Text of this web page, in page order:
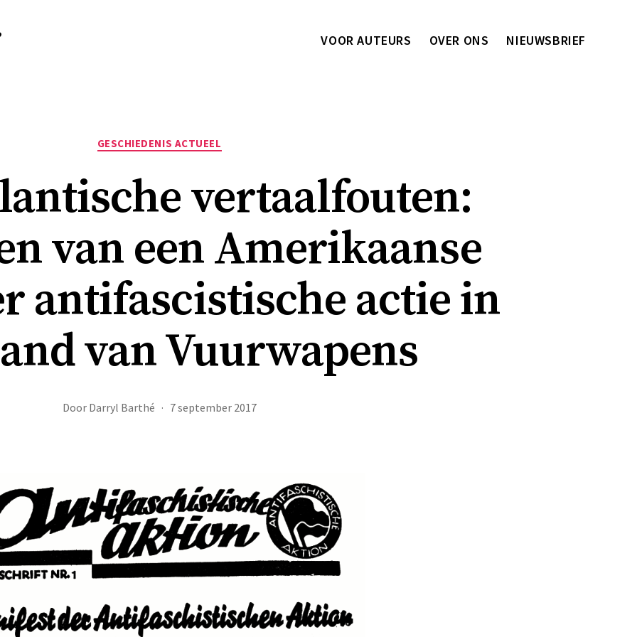
VOOR AUTEURS OVER ONS NIEUWSBRIEF
Categorieën
GESCHIEDENIS ACTUEEL
vertaalfouten:
van een Amerikaanse
antifascistische actie in
van Vuurwapens
Door Darryl Barthé 7 september 2017